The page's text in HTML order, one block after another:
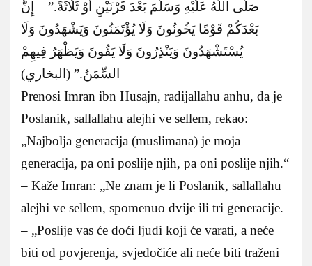
صَلَّى اللَّهُ عَلَيْهِ وَسَلَّمَ بَعْدَ قَرْنَيْنِ أَوْ ثَلَاثَةً.” – إِنَّ
بَعْدَكُمْ قَوْمًا يَخُونُونَ وَلَا يُؤْتَمَنُونَ وَيَشْهَدُونَ وَلَا
يُسْتَشْهَدُونَ وَيَنْذِرُونَ وَلَا يَفُونَ وَيَظْهَرُ فِيهِمْ
السِّمَنُ.” (البخاري)
Prenosi Imran ibn Husajn, radijallahu anhu, da je
Poslanik, sallallahu alejhi ve sellem, rekao:
„Najbolja generacija (muslimana) je moja
generacija, pa oni poslije njih, pa oni poslije njih.“
– Kaže Imran: „Ne znam je li Poslanik, sallallahu
alejhi ve sellem, spomenuo dvije ili tri generacije.
– „Poslije vas će doći ljudi koji će varati, a neće
biti od povjerenja, svjedočiće ali neće biti traženi